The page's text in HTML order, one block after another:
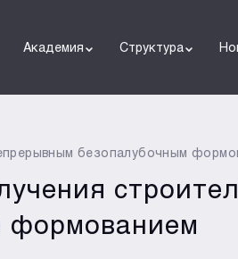
Академия Структура
безопалубочным
формованием